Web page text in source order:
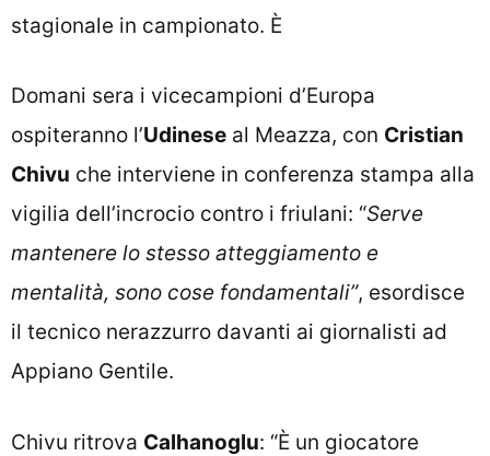
stagionale in campionato. È
Domani sera i vicecampioni d’Europa
ospiteranno l’Udinese al Meazza, con Cristian
Chivu che interviene in conferenza stampa alla
vigilia dell’incrocio contro i friulani: “Serve
mantenere lo stesso atteggiamento e
mentalità, sono cose fondamentali”, esordisce
il tecnico nerazzurro davanti ai giornalisti ad
Appiano Gentile.
Chivu ritrova Calhanoglu: “È un giocatore